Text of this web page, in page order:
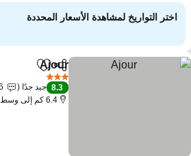
اختر التواريخ لمشاهدة الأسعار المحددة
مشاركةfavorites
Ajour
8.3 جيد جدًا
6.4 كم إلى وسط المدينة